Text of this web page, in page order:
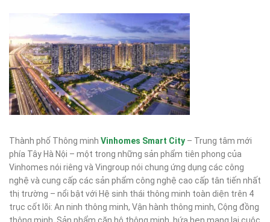
Thành phố Thông minh Vinhomes Smart City – Trung tâm mới
phía Tây Hà Nội – một trong những sản phẩm tiên phong của
Vinhomes nói riêng và Vingroup nói chung ứng dụng các công
nghệ và cung cấp các sản phẩm công nghệ cao cấp tân tiến nhất
thị trường – nổi bật với Hệ sinh thái thông minh toàn diện trên 4
trục cốt lõi: An ninh thông minh, Vận hành thông minh, Cộng đồng